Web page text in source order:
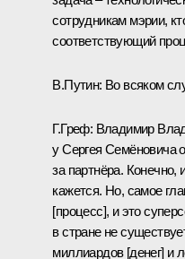
сотрудникам мэрии,
соответствующий
В.Путин: Во всяком
Г.Греф: Владимир
у Сергея Семёновича
за партнёра.
кажется. Но, самое
[процесс], и это
в стране не
миллиардов [денег] и